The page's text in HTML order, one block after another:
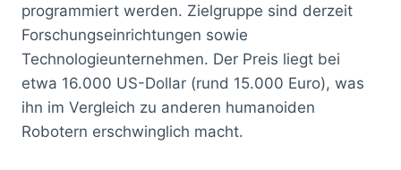
programmiert werden. Zielgruppe sind derzeit
Forschungseinrichtungen sowie
Technologieunternehmen. Der Preis liegt bei
etwa 16.000 US-Dollar (rund 15.000 Euro), was
ihn im Vergleich zu anderen humanoiden
Robotern erschwinglich macht.